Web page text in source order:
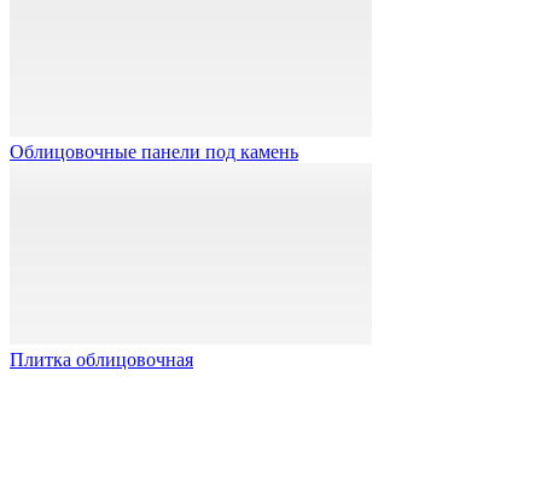
Облицовочные панели под камень
Плитка облицовочная